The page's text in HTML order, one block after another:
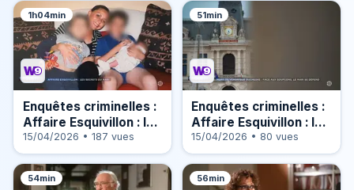
1h04min
Enquêtes criminelles :
Affaire Esquivillon : les
secrets du mari (1/2)
15/04/2026 • 187 vues
51min
Enquêtes criminelles :
Affaire Esquivillon : les
secrets du mari (2/2)
15/04/2026 • 80 vues
54min 56min